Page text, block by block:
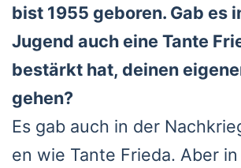
bist 1955 gebo­ren. Gab es
Jugend auch eine Tan­te
bestärkt hat, dei­nen
gehen?
Es gab auch in der
en wie Tan­te Frie­da. Aber